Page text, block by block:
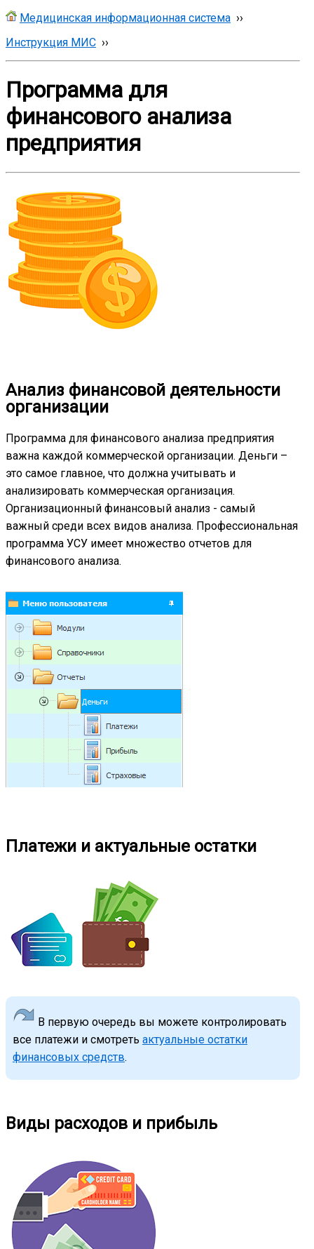
Медицинская информационная система ››
Инструкция МИС ››
Программа для
финансового анализа
предприятия
Анализ финансовой деятельности
организации
Программа для финансового анализа предприятия
важна каждой коммерческой организации. Деньги –
это самое главное, что должна учитывать и
анализировать коммерческая организация.
Организационный финансовый анализ - самый
важный среди всех видов анализа. Профессиональная
программа УСУ имеет множество отчетов для
финансового анализа.
Платежи и актуальные остатки
В первую очередь вы можете контролировать
все платежи и смотреть актуальные остатки
финансовых средств.
Виды расходов и прибыль